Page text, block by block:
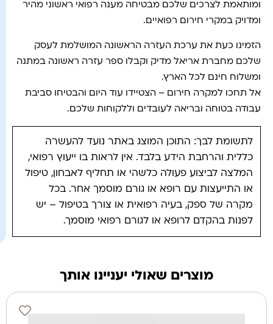
ומותאמת לצרכים שלכם מבטיחה מענה רפואי ראשוני מהיר
ומדויק במקרי חירום רפואיים.
הזמינו כעת את ערכת העזרה הראשונה המושלמת לעסק
שלכם מחברת אריאל מדיק וקבלו ספר עזרה ראשונה במתנה
ומשלוח חינם לכל הארץ.
אל תחכו למקרה חירום – הצטיידו עוד היום והבטיחו סביבת
עבודה בטוחה ובריאה לעובדים וללקוחות שלכם.
לתשומת לבך: התוכן המוצג באתר נועד להעשרה
כללית והרחבת הידע בלבד. אין לראות בו ייעוץ רפואי,
המלצה לביצוע פעולה כלשהי או תחליף לאבחון, טיפול
או התייעצות עם רופא או גורם מוסמך אחר. בכל
מקרה של ספק, בעיה רפואית או צורך בטיפול – יש
לפנות בהקדם לרופא או לגורם רפואי מוסמך.
מוצרים שאולי יעניינו אותך